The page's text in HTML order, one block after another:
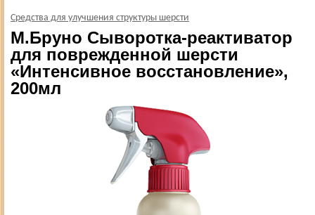
Средства для улучшения структуры шерсти
М.Бруно Сыворотка-реактиватор
для поврежденной шерсти
«Интенсивное восстановление»,
200мл